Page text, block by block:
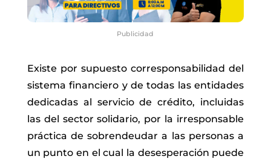
Publicidad
Existe por supuesto corresponsabilidad del
sistema financiero y de todas las entidades
dedicadas al servicio de crédito, incluidas
las del sector solidario, por la irresponsable
práctica de sobrendeudar a las personas a
un punto en el cual la desesperación puede